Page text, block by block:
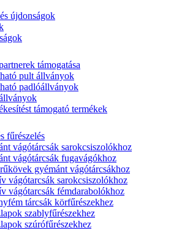
újdonságok
támogatása
pult állványok
padlóállványok
támogató termékek
fűrészelés
vágótárcsák sarokcsiszolókhoz
vágótárcsák fugavágókhoz
gyémánt vágótárcsákhoz
vágótarcsák sarokcsiszolókhoz
vágótarcsák fémdarabolókhoz
tárcsák körfűrészekhez
szablyfűrészekhez
szúrófűrészekhez